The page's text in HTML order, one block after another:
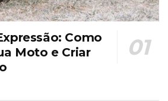
Como
Moto e Criar